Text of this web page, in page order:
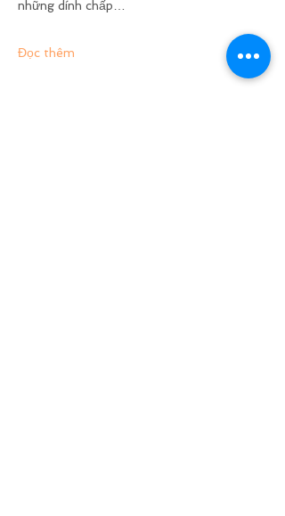
những dính chấp…
Đọc thêm